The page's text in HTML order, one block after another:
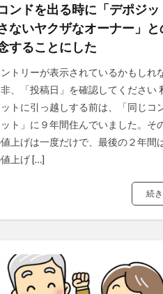
ンドを出る時に「デポジッ
ないヤクザなオーナー」と
することにした
トリーが表示されているかもしれ
、「投稿日」を確認してください
トに引っ越しする前は、「同じコ
ト」に９年間住んでいました。そ
上げは一度だけで、最後の２年間
上げ […]
続